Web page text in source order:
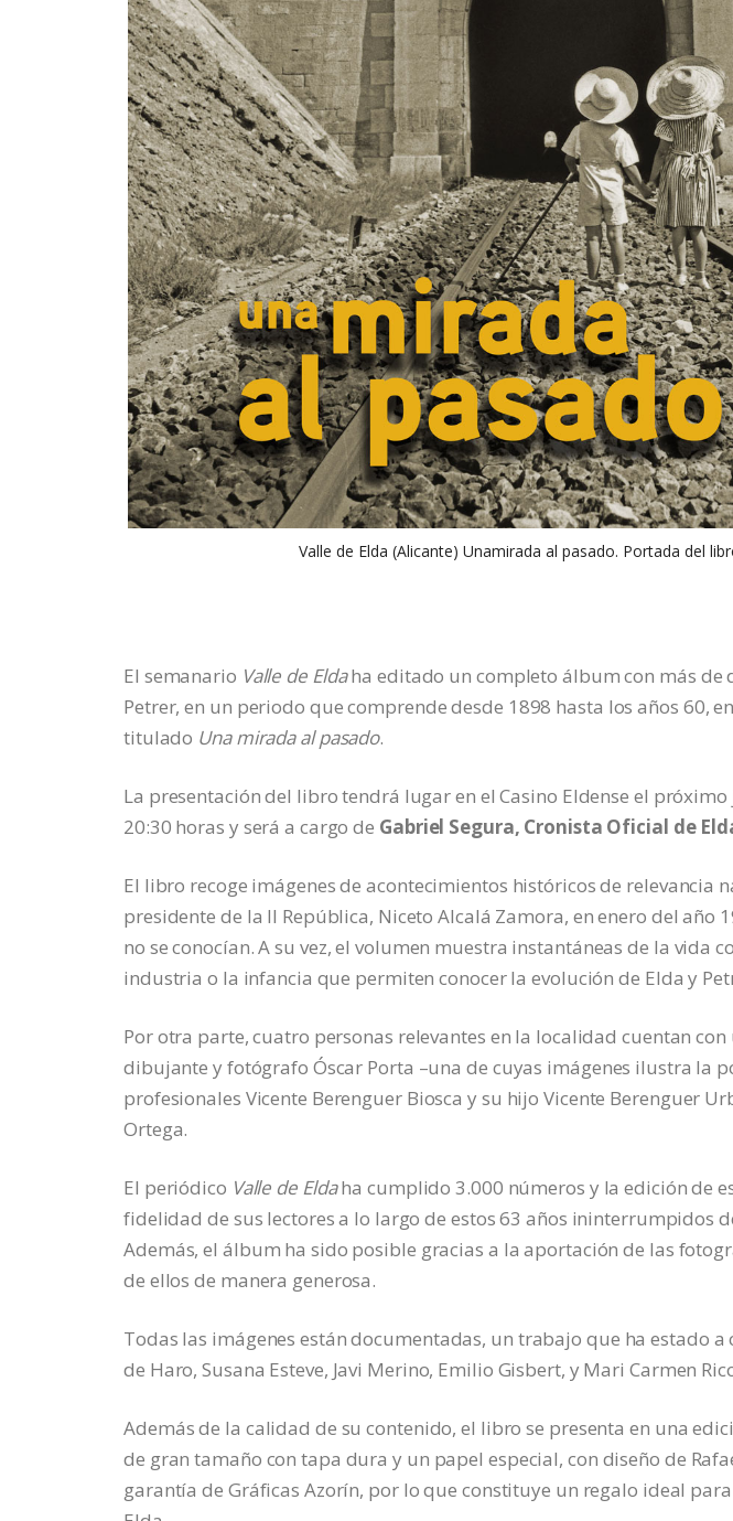
Valle de Elda (Alicante) Unamirada al pasado. Portada del
El semanario Valle de Eldaha editado un completo álbum con más de
Petrer, en un periodo que comprende desde 1898 hasta los años 60,
titulado Una mirada al pasado.
La presentación del libro tendrá lugar en el Casino Eldense el
20:30 horas y será a cargo de Gabriel Segura, Cronista Oficial de
El libro recoge imágenes de acontecimientos históricos de relevancia
presidente de la II República, Niceto Alcalá Zamora, en enero del año
no se conocían. A su vez, el volumen muestra instantáneas de la vida
industria o la infancia que permiten conocer la evolución de Elda y
Por otra parte, cuatro personas relevantes en la localidad cuentan
dibujante y fotógrafo Óscar Porta –una de cuyas imágenes ilustra la
profesionales Vicente Berenguer Biosca y su hijo Vicente Berenguer
Ortega.
El periódico Valle de Eldaha cumplido 3.000 números y la edición de
fidelidad de sus lectores a lo largo de estos 63 años ininterrumpidos
Además, el álbum ha sido posible gracias a la aportación de las
de ellos de manera generosa.
Todas las imágenes están documentadas, un trabajo que ha estado a
de Haro, Susana Esteve, Javi Merino, Emilio Gisbert, y Mari Carmen
Además de la calidad de su contenido, el libro se presenta en una
de gran tamaño con tapa dura y un papel especial, con diseño de
garantía de Gráficas Azorín, por lo que constituye un regalo ideal